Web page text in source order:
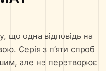
що одна відповідь на
Серія з п’яти спроб
але не перетворює